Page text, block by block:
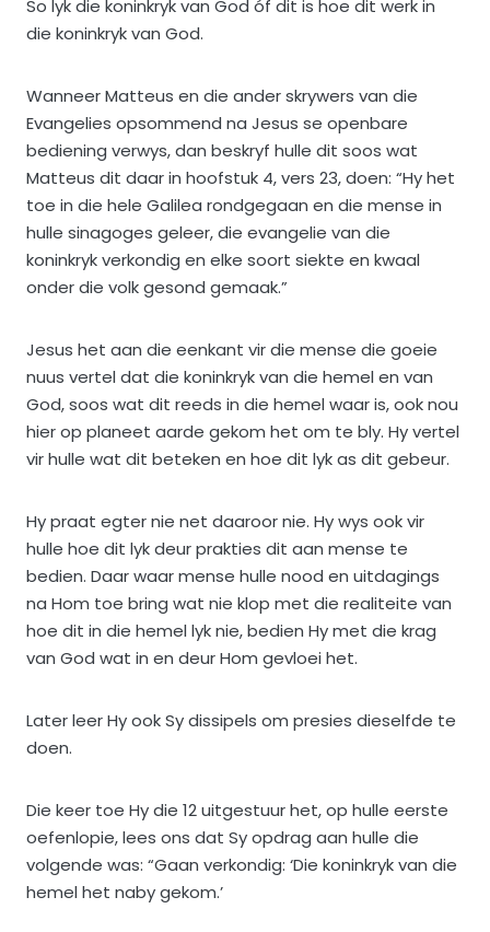
So lyk die koninkryk van God óf dit is hoe dit werk in
die koninkryk van God.
Wanneer Matteus en die ander skrywers van die
Evangelies opsommend na Jesus se openbare
bediening verwys, dan beskryf hulle dit soos wat
Matteus dit daar in hoofstuk 4, vers 23, doen: “Hy het
toe in die hele Galilea rondgegaan en die mense in
hulle sinagoges geleer, die evangelie van die
koninkryk verkondig en elke soort siekte en kwaal
onder die volk gesond gemaak.”
Jesus het aan die eenkant vir die mense die goeie
nuus vertel dat die koninkryk van die hemel en van
God, soos wat dit reeds in die hemel waar is, ook nou
hier op planeet aarde gekom het om te bly. Hy vertel
vir hulle wat dit beteken en hoe dit lyk as dit gebeur.
Hy praat egter nie net daaroor nie. Hy wys ook vir
hulle hoe dit lyk deur prakties dit aan mense te
bedien. Daar waar mense hulle nood en uitdagings
na Hom toe bring wat nie klop met die realiteite van
hoe dit in die hemel lyk nie, bedien Hy met die krag
van God wat in en deur Hom gevloei het.
Later leer Hy ook Sy dissipels om presies dieselfde te
doen.
Die keer toe Hy die 12 uitgestuur het, op hulle eerste
oefenlopie, lees ons dat Sy opdrag aan hulle die
volgende was: “Gaan verkondig: ‘Die koninkryk van die
hemel het naby gekom.’